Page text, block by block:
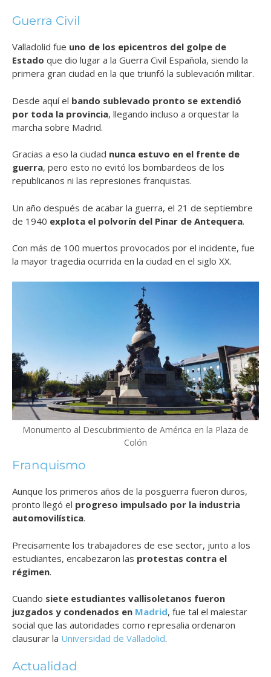
Guerra Civil
Valladolid fue uno de los epicentros del golpe de
Estado que dio lugar a la Guerra Civil Española, siendo la
primera gran ciudad en la que triunfó la sublevación militar.
Desde aquí el bando sublevado pronto se extendió
por toda la provincia, llegando incluso a orquestar la
marcha sobre Madrid.
Gracias a eso la ciudad nunca estuvo en el frente de
guerra, pero esto no evitó los bombardeos de los
republicanos ni las represiones franquistas.
Un año después de acabar la guerra, el 21 de septiembre
de 1940 explota el polvorín del Pinar de Antequera.
Con más de 100 muertos provocados por el incidente, fue
la mayor tragedia ocurrida en la ciudad en el siglo XX.
Monumento al Descubrimiento de América en la Plaza de
Colón
Franquismo
Aunque los primeros años de la posguerra fueron duros,
pronto llegó el progreso impulsado por la industria
automovilística.
Precisamente los trabajadores de ese sector, junto a los
estudiantes, encabezaron las protestas contra el
régimen.
Cuando siete estudiantes vallisoletanos fueron
juzgados y condenados en Madrid, fue tal el malestar
social que las autoridades como represalia ordenaron
clausurar la Universidad de Valladolid.
Actualidad